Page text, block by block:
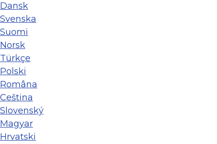
Dansk
Svenska
Suomi
Norsk
Türkçe
Polski
Româna
Ceština
Slovenský
Magyar
Hrvatski